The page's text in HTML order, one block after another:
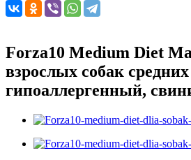
Forza10 Medium Diet
взрослых собак
гипоаллергенный,